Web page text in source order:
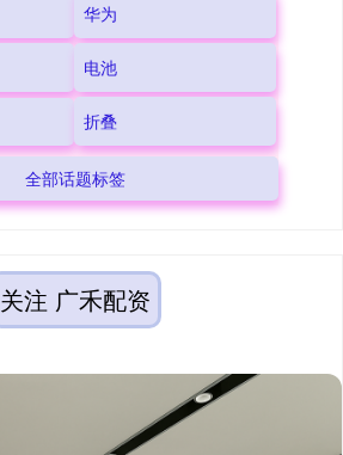
华为
电池
折叠
全部话题标签
关注 广禾配资